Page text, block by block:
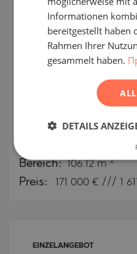
Zwei-Zimmer-
Neubau,
Harmanite in
SOZOPOL /
Bereich: 106.12 m2
Preis: 171 000 € /// 1
EINZELANGEBOT
Informationen
bereitgestellt haben
Rahmen Ihrer
gesammelt haben.
DETAILS